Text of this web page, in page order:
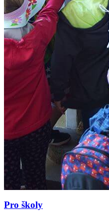
Pro školy